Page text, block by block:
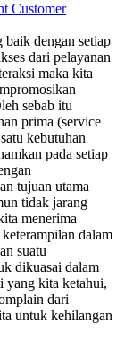
Customer
dengan setiap
dari pelayanan
maka kita
sebab itu
prima (service
kebutuhan
pada setiap
tujuan utama
tidak jarang
menerima
dalam
suatu
dikuasai dalam
yang kita ketahui,
dari
untuk kehilangan